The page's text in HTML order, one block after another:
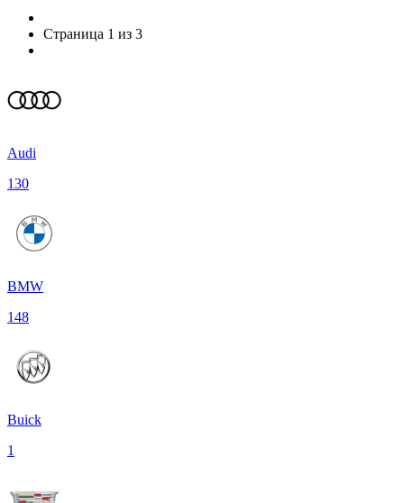
Страница 1 из 3
Audi
130
BMW
148
Buick
1